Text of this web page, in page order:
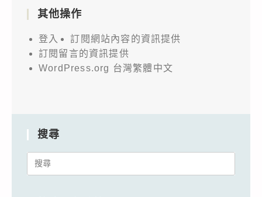
其他操作
登入
訂閱網站內容的資訊提供
訂閱留言的資訊提供
WordPress.org 台灣繁體中文
搜尋
Search